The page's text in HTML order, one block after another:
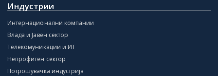
Индустрии
Интернационални компании
Влада и Јавен сектор
Телекомуникации и ИТ
Непрофитен сектор
Потрошувачка индустрија